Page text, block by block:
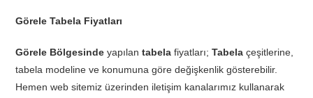
Görele Tabela Fiyatları
Görele Bölgesinde yapılantabela fiyatları;Tabela çeşitlerine,
tabela modeline ve konumuna göre değişkenlik gösterebilir.
Hemen web sitemiz üzerinden iletişim kanalarımız kullanarak